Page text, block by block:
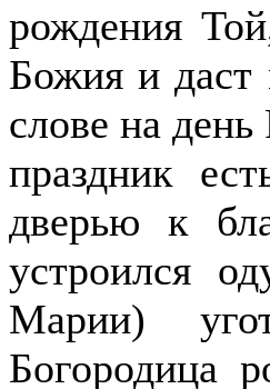
рождения
Божия и
слове на
праздник
дверью к
устроился
Марии)
Богородица